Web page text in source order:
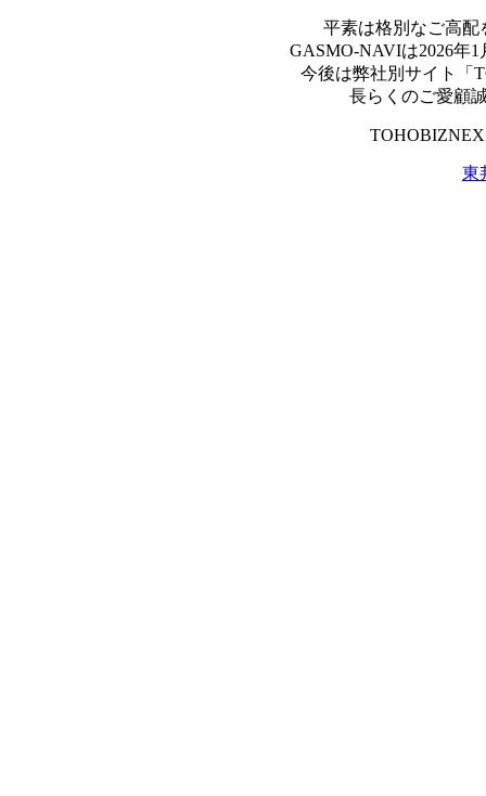
平素は格別なご高配
GASMO-NAVIは2026年
今後は弊社別サイト「
長らくのご愛顧
東